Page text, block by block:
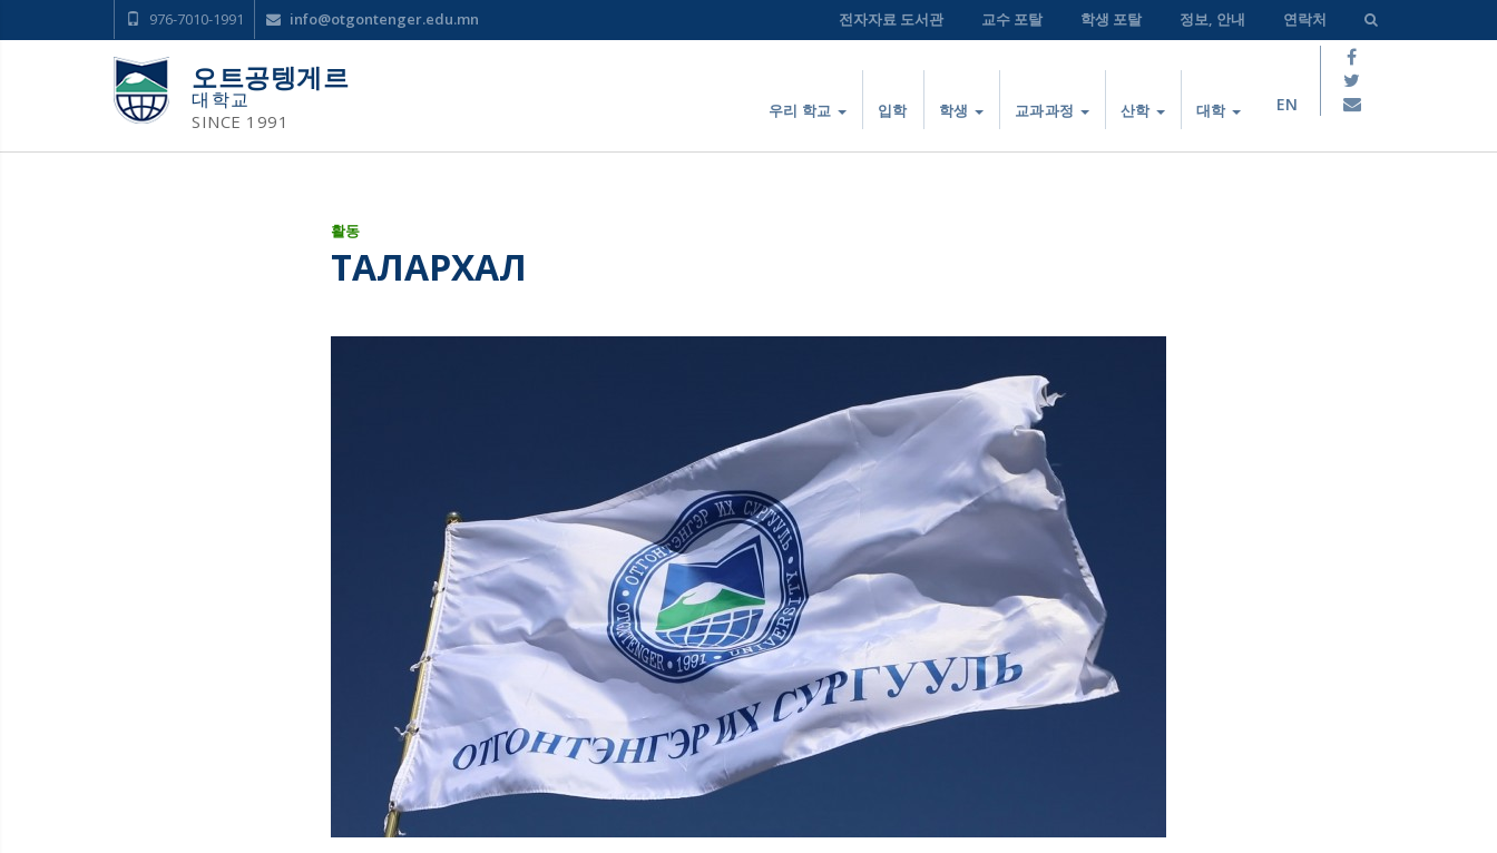
976-7010-1991 info@otgontenger.edu.mn 전자자료 도서관 교수 포탈 학생 포탈 정보, 안내 연락처
오트공텡게르
대학교
SINCE 1991 우리 학교 입학 학생 교과과정 산학 대학 EN
활동
ТАЛАРХАЛ